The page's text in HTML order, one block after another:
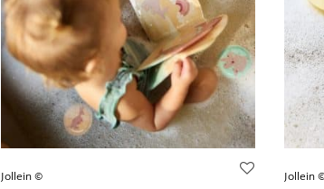
Jollein © Jollein